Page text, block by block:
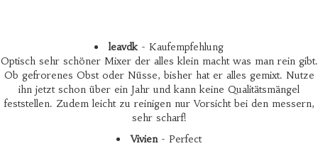
leavdk - Kaufempfehlung
Optisch sehr schöner Mixer der alles klein macht was man rein gibt.
Ob gefrorenes Obst oder Nüsse, bisher hat er alles gemixt. Nutze
ihn jetzt schon über ein Jahr und kann keine Qualitätsmängel
feststellen. Zudem leicht zu reinigen nur Vorsicht bei den messern,
sehr scharf!
Vivien- Perfect